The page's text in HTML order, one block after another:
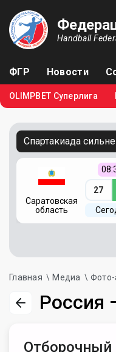
Handball
ФГР Новости
OLIMPBET Суперлига
Спартакиада
Саратовская
область
27
Главная Медиа Фото-
Россия
Отборочный